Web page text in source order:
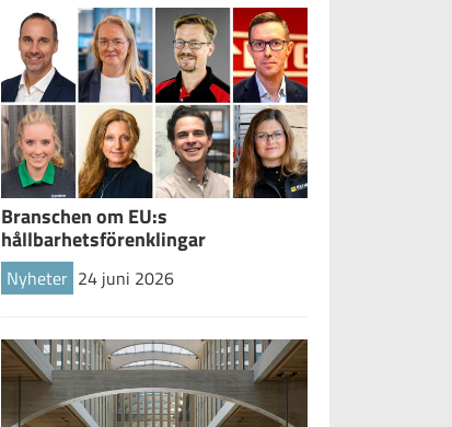
Branschen om EU:s
hållbarhetsförenklingar
Nyheter 24 juni 2026